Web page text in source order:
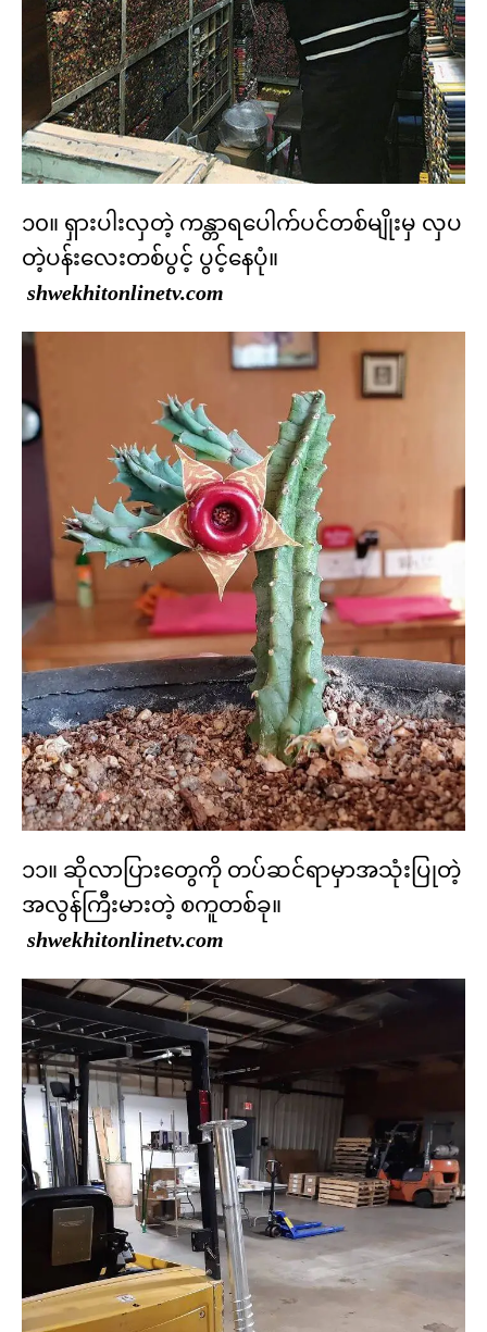
၁၀။ ရှားပါးလှတဲ့ ကန္တာရပေါက်ပင်တစ်မျိုးမှ လှပ
တဲ့ပန်းလေးတစ်ပွင့် ပွင့်နေပုံ။
shwekhitonlinetv.com
၁၁။ ဆိုလာပြားတွေကို တပ်ဆင်ရာမှာအသုံးပြုတဲ့
အလွန်ကြီးမားတဲ့ စကူတစ်ခု။
shwekhitonlinetv.com